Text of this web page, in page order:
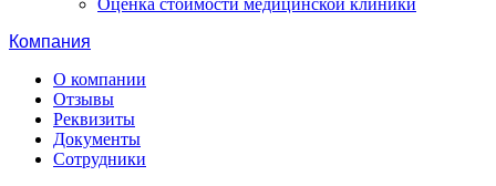
Оценка стоимости медицинской клиники
Компания
О компании
Отзывы
Реквизиты
Документы
Сотрудники